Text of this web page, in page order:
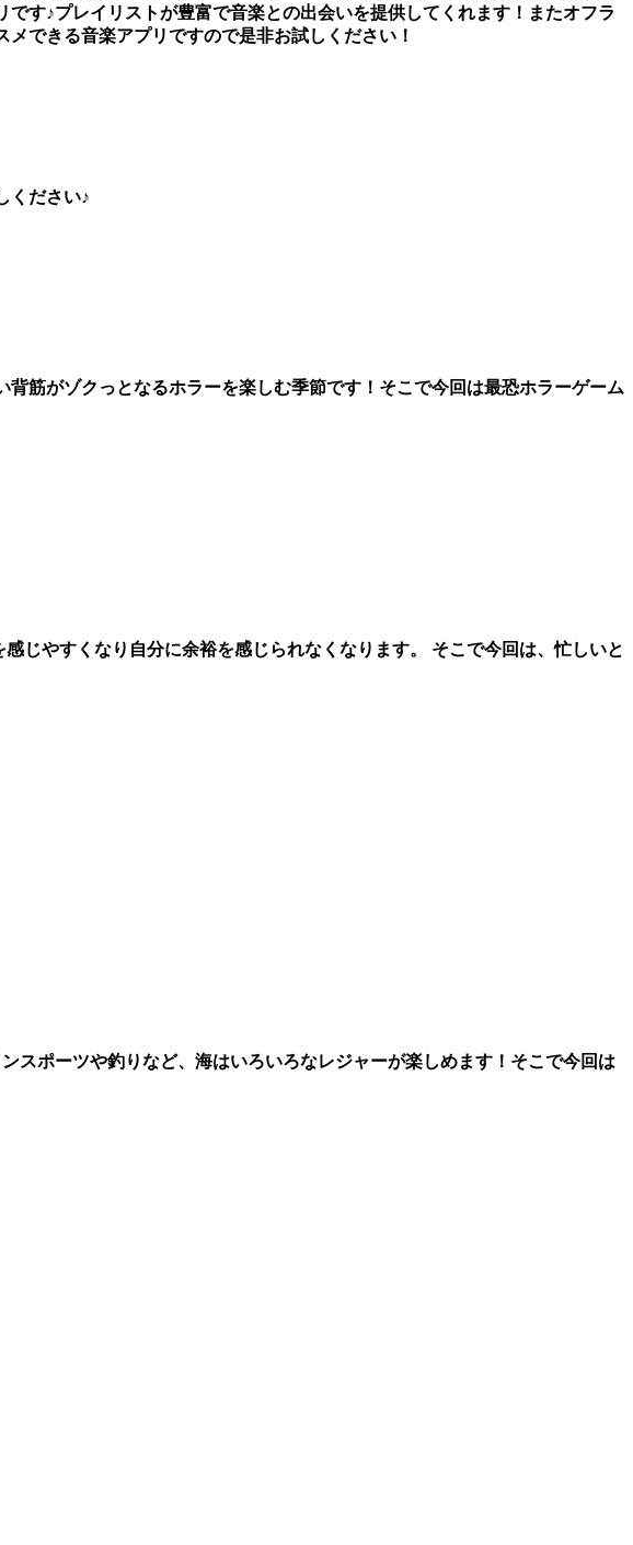
す♪プレイリストが豊富で音楽との出会いを提供してくれます！またオフラ
できる音楽アプリですので是非お試しください！
ください♪
筋がゾクっとなるホラーを楽しむ季節です！そこで今回は最恐ホラーゲーム
じやすくなり自分に余裕を感じられなくなります。 そこで今回は、忙しいと
スポーツや釣りなど、海はいろいろなレジャーが楽しめます！そこで今回は